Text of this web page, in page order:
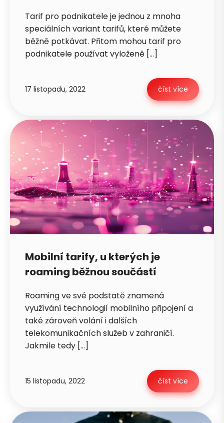
Tarif pro podnikatele je jednou z mnoha
speciálních variant tarifů, které můžete
běžně potkávat. Přitom mohou tarif pro
podnikatele používat vyloženě […]
17 listopadu, 2022 číst více
Mobilní tarify, u kterých je
roaming běžnou součástí
Roaming ve své podstatě znamená
využívání technologií mobilního připojení a
také zároveň volání i dalších
telekomunikačních služeb v zahraničí.
Jakmile tedy […]
15 listopadu, 2022 číst více